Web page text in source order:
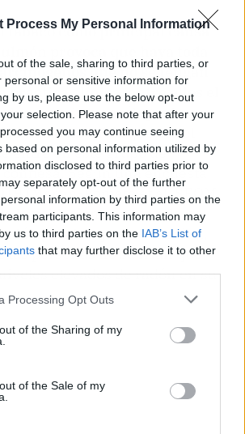
Process My Personal Information
of the sale, sharing to third parties, or
personal or sensitive information for
by us, please use the below opt-out
selection. Please note that after your
you may continue seeing
based on personal information utilized by
disclosed to third parties prior to
separately opt-out of the further
information by third parties on the
participants. This information may
us to third parties on the IAB’s List of
that may further disclose it to other
Processing Opt Outs
of the Sharing of my
of the Sale of my
tabaco como principal causa
que no se tengan
práctica clínica, entre ellos el
muchos oncólogos los
mismo no sabía qué era el
entré en este grupo de
confiesa. Según una encuesta
(Martin-Romato et al, SEOM
la población encuestada no
y de los que lo conocían,
las personas no sabrían qué
elevados de radón en su